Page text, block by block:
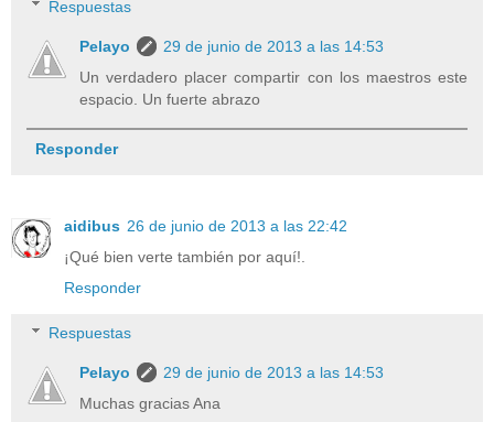
Respuestas
Pelayo
29 de junio de 2013 a las 14:53
Un verdadero placer compartir con los maestros este
espacio. Un fuerte abrazo
Responder
aidibus 26 de junio de 2013 a las 22:42
¡Qué bien verte también por aquí!.
Responder
Respuestas
Pelayo
29 de junio de 2013 a las 14:53
Muchas gracias Ana